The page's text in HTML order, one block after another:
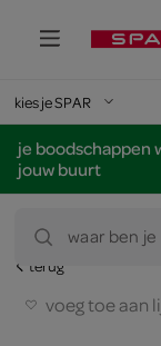
kies je SPAR
je boodschappen
jouw buurt
waar ben
terug
voeg toe aan